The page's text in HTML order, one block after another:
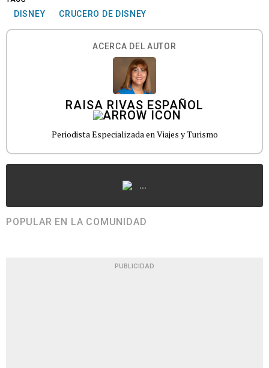
DISNEY CRUCERO DE DISNEY
ACERCA DEL AUTOR
RAISA RIVAS ESPAÑOL
Periodista Especializada en Viajes y Turismo
...
POPULAR EN LA COMUNIDAD
PUBLICIDAD